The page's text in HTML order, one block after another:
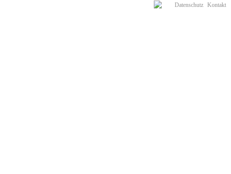
Datenschutz Kontakt